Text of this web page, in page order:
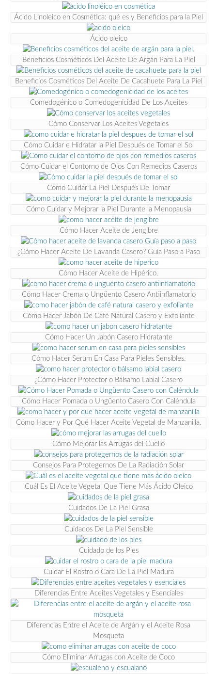
Ácido Linoleico en Cosmética: qué es y Beneficios para la Piel
Ácido oleico
Beneficios Cosméticos Del Aceite De Argán Para La Piel
Beneficios Cosméticos Del Aceite De Cacahuete Para La Piel
Comedogénico o Comedogenicidad De Los Aceites
Cómo Conservar Los Aceites Vegetales
Cómo Cuidar e Hidratar la Piel Después de Tomar el Sol
Cómo Cuidar el Contorno de Ojos Con Remedios Caseros
Cómo Cuidar La Piel Después De Tomar
Cómo Cuidar y Mejorar la Piel Durante la Menopausia
Cómo Hacer Aceite de Jengibre
¿Cómo Hacer Aceite De Lavanda Casero? Guía Paso a Paso
Cómo Hacer Aceite de Hipérico.
Cómo Hacer Crema o Ungüento Casero Antiinflamatorio
Cómo Hacer Jabón De Café Natural Casero y Exfoliante
Cómo Hacer Un Jabón Casero Hidratante
Cómo Hacer Serum En Casa Para Pieles Sensibles.
¿Cómo Hacer Protector o Bálsamo Labial Casero
Cómo Hacer Pomada o Ungüento Casero Con Caléndula
Cómo Hacer y Por Qué Hacer Aceite Vegetal de Manzanilla.
Cómo Mejorar las Arrugas del Cuello
Consejos Para Protegernos De La Radiación Solar
Cuál Es El Aceite Vegetal Que Tiene Más Ácido Oleico
Cuidados De La Piel Grasa
Cuidados De La Piel Sensible
Cuidado de los Pies
Cuidar El Rostro o Cara De La Piel Madura
Diferencias Entre Aceites Vegetales y Esenciales
Diferencias Entre el Aceite de Argán y el Aceite Rosa
Mosqueta
Cómo Eliminar Arrugas con Aceite de Coco